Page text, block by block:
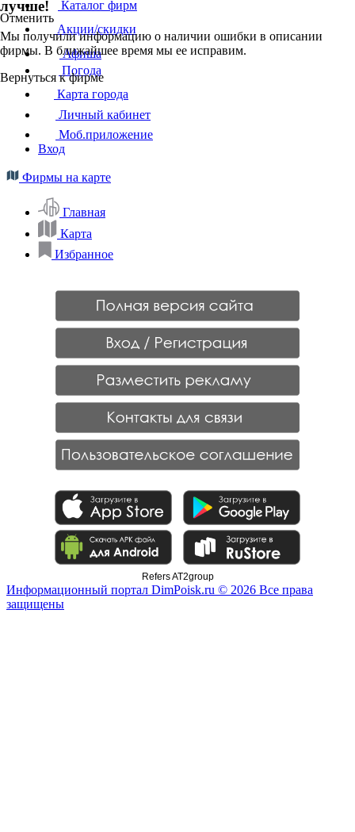
Отменить
лучше!
Мы получили информацию о наличии ошибки в описании
фирмы. В ближайшее время мы ее исправим.
Вернуться к фирме
Каталог фирм
Акции/скидки
Афиша
Погода
Карта города
Личный кабинет
Моб.приложение
Вход
Фирмы на карте
Главная
Карта
Избранное
Refers AT2group
Информационный портал DimPoisk.ru © 2026 Все права
защищены